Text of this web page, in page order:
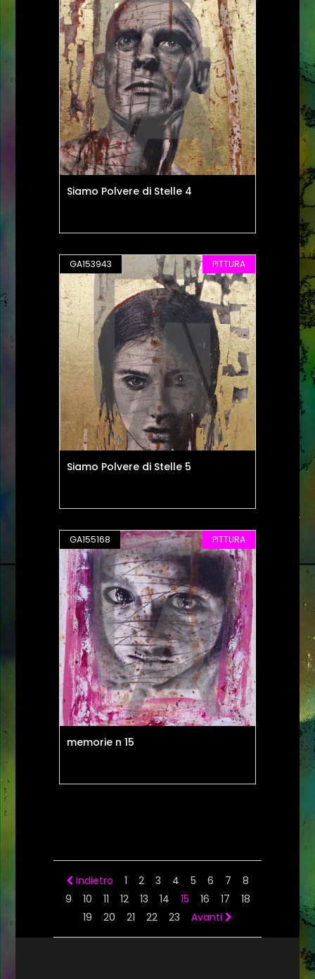
Siamo Polvere di Stelle 4
GA153943 PITTURA
Siamo Polvere di Stelle 5
GA155168 PITTURA
memorie n 15
Indietro 1 2 3 4 5 6 7
8
9
10 11 12 13 14 15 16 17
18
19
20 21 22 23 Avanti